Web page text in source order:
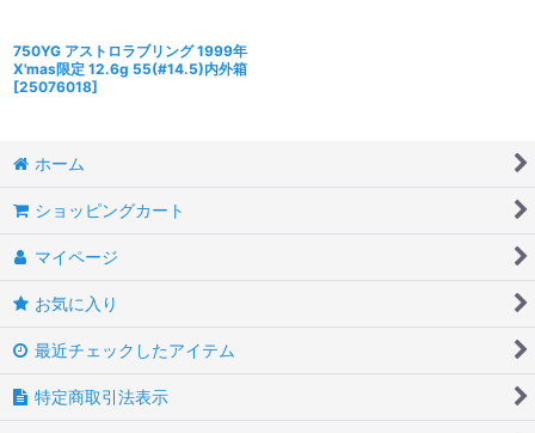
750YG アストロラブリング 1999年
X'mas限定 12.6g 55(#14.5)内外箱
[25076018]
ホーム
ショッピングカート
マイページ
お気に入り
最近チェックしたアイテム
特定商取引法表示